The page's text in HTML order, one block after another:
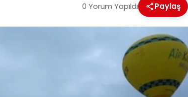
0 Yorum Yapıldı Paylaş